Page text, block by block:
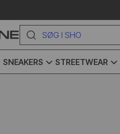
SØG I SHOPPEN HER
SNEAKERS STREETWEAR